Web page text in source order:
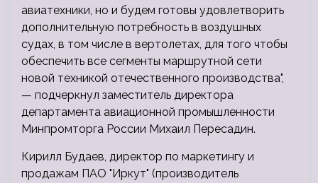
авиатехники, но и будем готовы удовлетворить
дополнительную потребность в воздушных
судах, в том числе в вертолетах, для того чтобы
обеспечить все сегменты маршрутной сети
новой техникой отечественного производства",
— подчеркнул заместитель директора
департамента авиационной промышленности
Минпромторга России Михаил Пересадин.
Кирилл Будаев, директор по маркетингу и
продажам ПАО "Иркут" (производитель